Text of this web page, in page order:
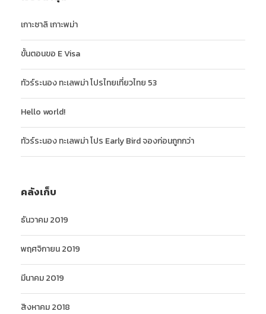
เกาะซาลิ เกาะพม่า
ขั้นตอนขอ E Visa
ทัวร์ระนอง ทะเลพม่า โปรไทยเที่ยวไทย 53
Hello world!
ทัวร์ระนอง ทะเลพม่า โปร Early Bird จองก่อนถูกกว่า
คลังเก็บ
ธันวาคม 2019
พฤศจิกายน 2019
มีนาคม 2019
สิงหาคม 2018